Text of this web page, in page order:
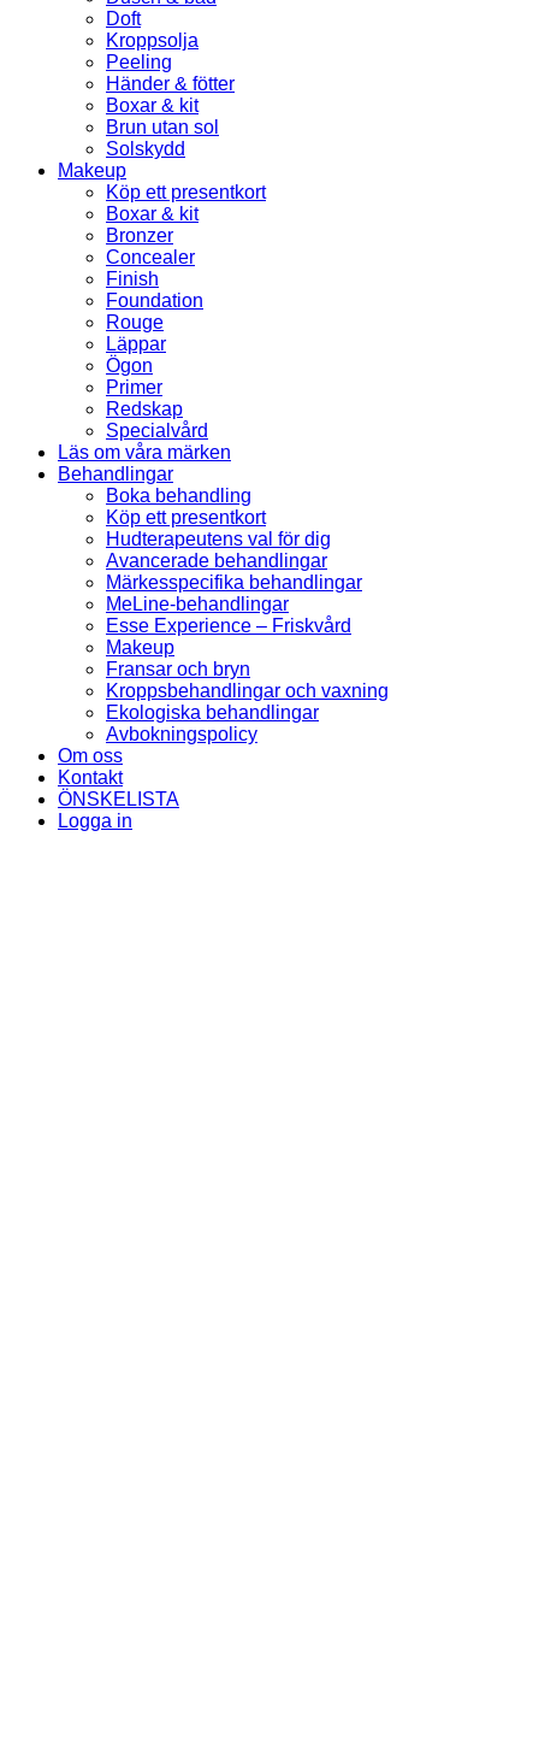
Doft
Kroppsolja
Peeling
Händer & fötter
Boxar & kit
Brun utan sol
Solskydd
Makeup
Köp ett presentkort
Boxar & kit
Bronzer
Concealer
Finish
Foundation
Rouge
Läppar
Ögon
Primer
Redskap
Specialvård
Läs om våra märken
Behandlingar
Boka behandling
Köp ett presentkort
Hudterapeutens val för dig
Avancerade behandlingar
Märkesspecifika behandlingar
MeLine-behandlingar
Esse Experience – Friskvård
Makeup
Fransar och bryn
Kroppsbehandlingar och vaxning
Ekologiska behandlingar
Avbokningspolicy
Om oss
Kontakt
ÖNSKELISTA
Logga in